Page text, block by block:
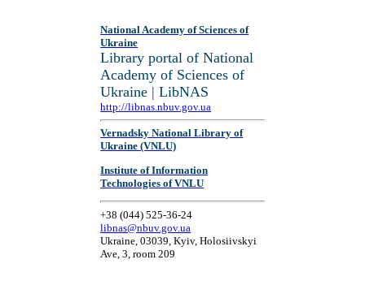
National Academy of Sciences of
Ukraine
Library portal of National
Academy of Sciences of
Ukraine | LibNAS
http://libnas.nbuv.gov.ua
Vernadsky National Library of
Ukraine (VNLU)
Institute of Information
Technologies of VNLU
+38 (044) 525-36-24
libnas@nbuv.gov.ua
Ukraine, 03039, Kyiv, Holosiivskyi
Ave, 3, room 209